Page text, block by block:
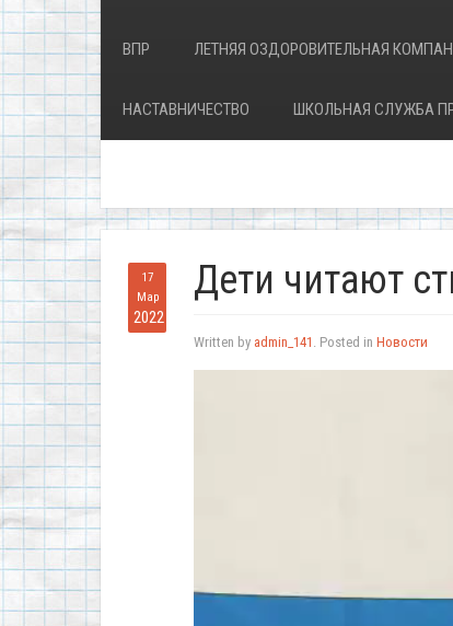
ВПР ЛЕТНЯЯ ОЗДОРОВИТЕЛЬНАЯ
НАСТАВНИЧЕСТВО ШКОЛЬНАЯ СЛУЖБА
17
Мар
2022
Дети читают
Written by admin_141 . Posted in Новости